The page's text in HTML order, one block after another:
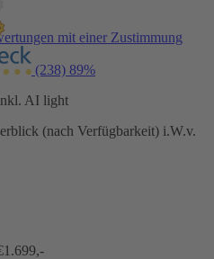
mit einer Zustimmung
(238) 89%
AI light
(nach Verfügbarkeit) i.W.v.
1.699,-